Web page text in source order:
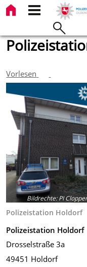
Vorlesen
Bildrechte:PI
Polizeistation Holdorf
Polizeistation Holdorf
Drosselstraße 3a
49451 Holdorf